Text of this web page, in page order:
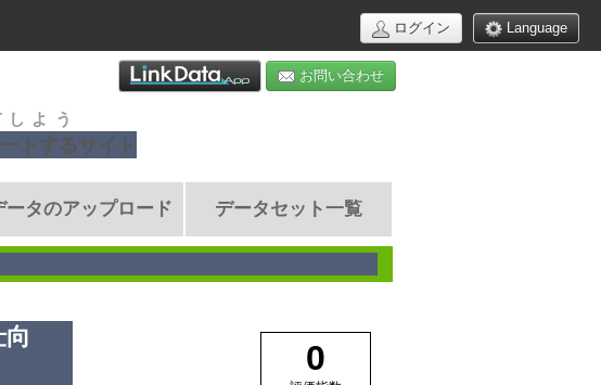
Language
ログイン
お問い合わせ
よう
トするサイト
ータのアップロード データセット一覧
0